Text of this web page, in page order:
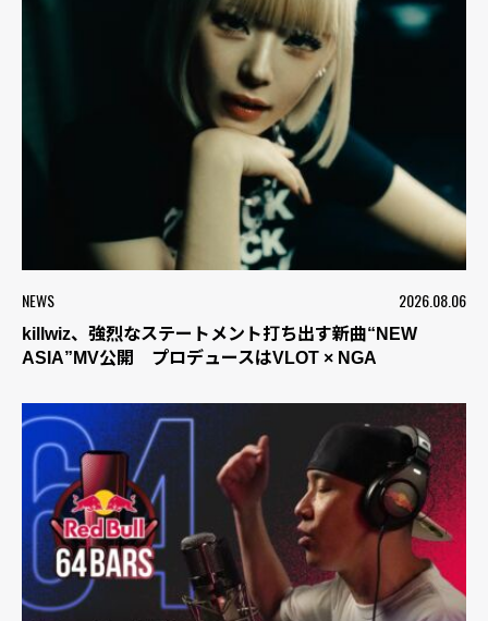
NEWS 2026.08.06
killwiz、強烈なステートメント打ち出す新曲“NEW
ASIA”MV公開 プロデュースはVLOT × NGA